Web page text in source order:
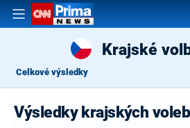
Krajské
Celkové výsledky
Výsledky krajských